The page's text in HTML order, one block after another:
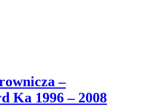
–
Ka 1996 – 2008